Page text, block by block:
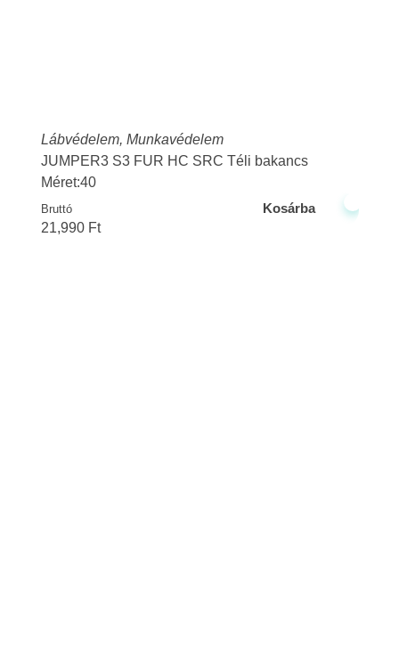
JUMPER3 S3 FUR HC SRC Téli bakancs
Méret:40
21,990 Ft
Bruttó
Lábvédelem, Munkavédelem
Kosárba